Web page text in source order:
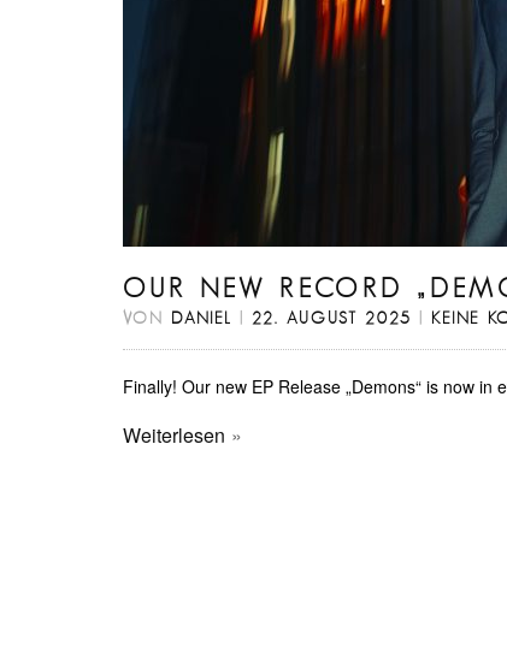
OUR NEW RECORD
VON DANIEL 22. AUGUST 2025 KEINE
Finally! Our new EP Release „Demons“ is now
Weiterlesen